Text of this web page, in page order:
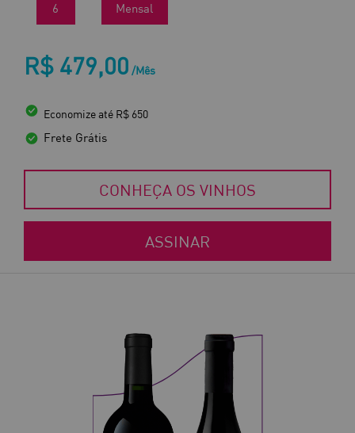
6 Mensal
R$ 479,00 /Mês
Economize até R$ 650
Frete Grátis
CONHEÇA OS VINHOS
ASSINAR